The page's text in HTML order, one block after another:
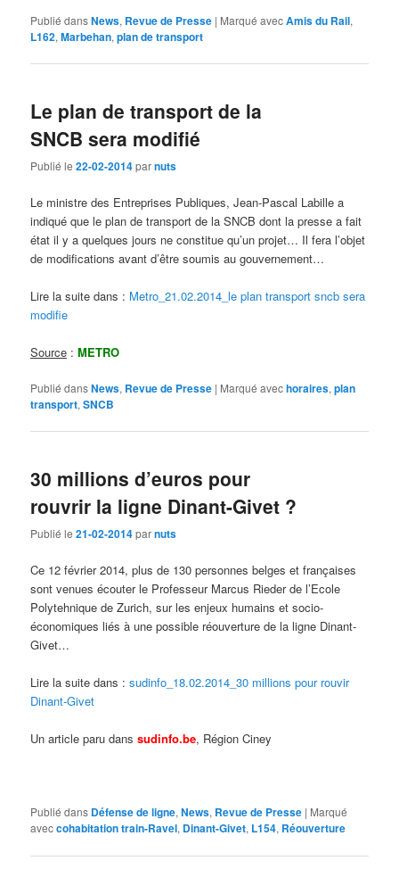
Publié dansNews, Revue de Presse | Marqué avecAmis du Rail,
L162,Marbehan,plan de transport
Le plan de transport de la
SNCB sera modifié
Publié le22-02-2014parnuts
Le ministre des Entreprises Publiques, Jean-Pascal Labille a
indiqué que le plan de transport de la SNCB dont la presse a fait
état il y a quelques jours ne constitue qu’un projet… Il fera l’objet
de modifications avant d’être soumis au gouvernement…
Lire la suite dans : Metro_21.02.2014_le plan transport sncb sera
modifie
Source :METRO
Publié dansNews, Revue de Presse | Marqué avechoraires,plan
transport,SNCB
30 millions d’euros pour
rouvrir la ligne Dinant-Givet ?
Publié le21-02-2014parnuts
Ce 12 février 2014, plus de 130 personnes belges et françaises
sont venues écouter le Professeur Marcus Rieder de l’Ecole
Polytehnique de Zurich, sur les enjeux humains et socio-
économiques liés à une possible réouverture de la ligne Dinant-
Givet…
Lire la suite dans :sudinfo_18.02.2014_30 millions pour rouvir
Dinant-Givet
Un article paru danssudinfo.be, Région Ciney
Publié dans Défense de ligne,News, Revue de Presse | Marqué
aveccohabitation train-Ravel, Dinant-Givet, L154, Réouverture